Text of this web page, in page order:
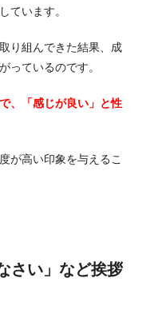
ています。
り組んできた結果、成
っているのです。
、「感じが良い」と性
が高い印象を与えるこ
さい」など挨拶